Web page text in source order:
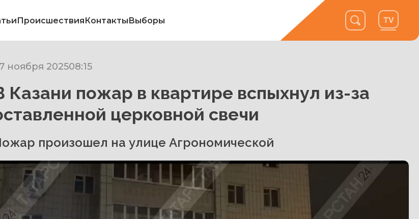
ПроисшествияКонтактыВыборы
ноября 202508:15
Казани пожар в квартире вспыхнул из-за
церковной свечи
произошел на улице Агрономической